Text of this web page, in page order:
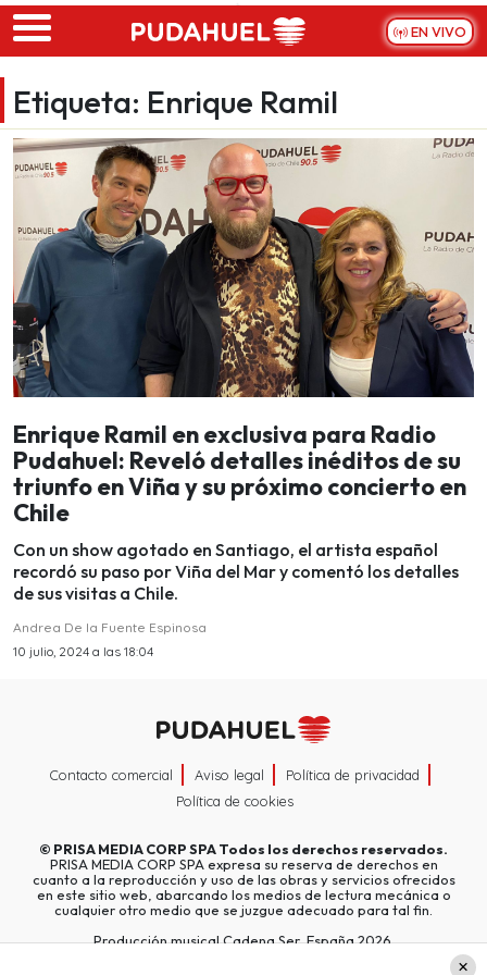
Skip to main content
EN VIVO
Etiqueta: Enrique Ramil
Enrique Ramil en exclusiva para Radio
Pudahuel: Reveló detalles inéditos de su
triunfo en Viña y su próximo concierto en
Chile
Con un show agotado en Santiago, el artista español
recordó su paso por Viña del Mar y comentó los detalles
de sus visitas a Chile.
Andrea De la Fuente Espinosa
10 julio, 2024 a las 18:04
Contacto comercial Aviso legal
Política de privacidad
Política de cookies
© PRISA MEDIA CORP SPATodos los derechos reservados.
PRISA MEDIA CORP SPA expresa su reserva de derechos en
cuanto a la reproducción y uso de las obras y servicios ofrecidos
en este sitio web, abarcando los medios de lectura mecánica o
cualquier otro medio que se juzgue adecuado para tal fin.
Producción musical Cadena Ser, España 2026.